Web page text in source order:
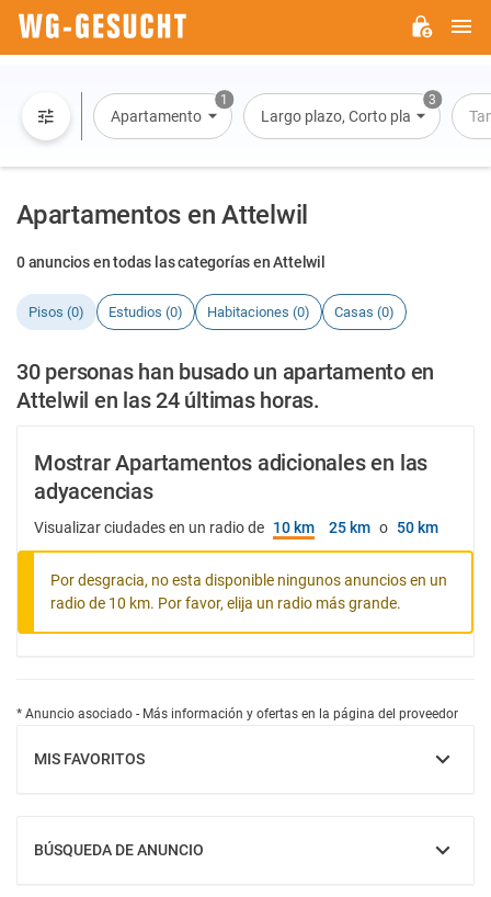
1
Apartamento
3
Largo plazo, Corto plazo, Alquiler
Apartamentos en Attelwil
0 anuncios en todas las categorías en Attelwil
Pisos (0) Estudios (0) Habitaciones (0) Casas (0)
30 personas han busado un apartamento en
Attelwil en las 24 últimas horas.
Mostrar Apartamentos adicionales en las
adyacencias
Visualizar ciudades en un radio de 10 km 25 km o 50 km
Por desgracia, no esta disponible ningunos anuncios en un
radio de 10 km. Por favor, elija un radio más grande.
* Anuncio asociado - Más información y ofertas en la página del proveedor
MIS FAVORITOS
MOSTRAR
BÚSQUEDA DE ANUNCIO
MOSTRAR